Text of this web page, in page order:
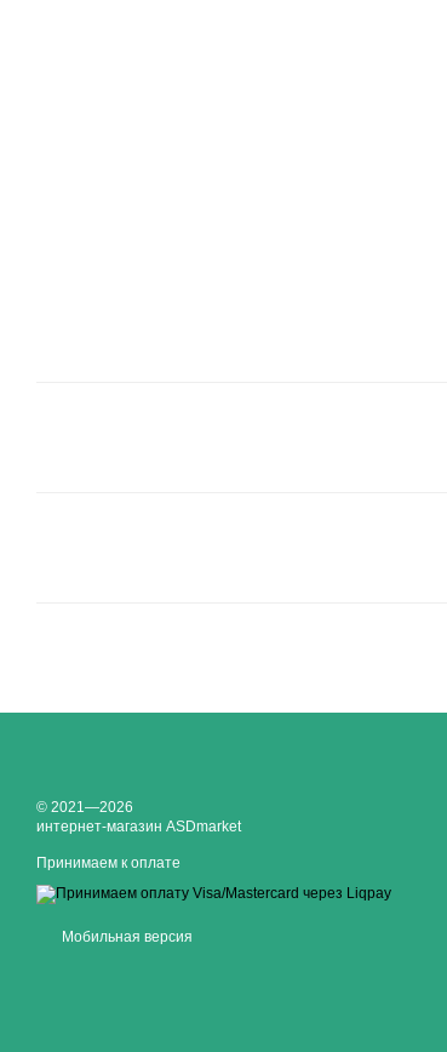
© 2021—2026
интернет-магазин ASDmarket
Принимаем к оплате
Мобильная версия